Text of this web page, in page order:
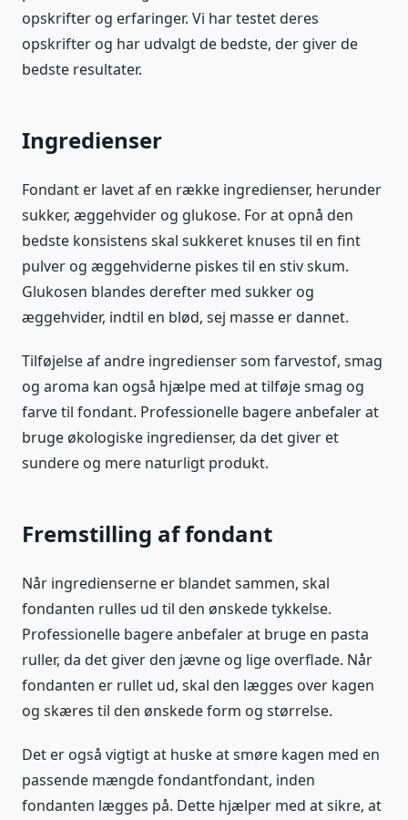
opskrifter og erfaringer. Vi har testet deres
opskrifter og har udvalgt de bedste, der giver de
bedste resultater.
Ingredienser
Fondant er lavet af en række ingredienser, herunder
sukker, æggehvider og glukose. For at opnå den
bedste konsistens skal sukkeret knuses til en fint
pulver og æggehviderne piskes til en stiv skum.
Glukosen blandes derefter med sukker og
æggehvider, indtil en blød, sej masse er dannet.
Tilføjelse af andre ingredienser som farvestof, smag
og aroma kan også hjælpe med at tilføje smag og
farve til fondant. Professionelle bagere anbefaler at
bruge økologiske ingredienser, da det giver et
sundere og mere naturligt produkt.
Fremstilling af fondant
Når ingredienserne er blandet sammen, skal
fondanten rulles ud til den ønskede tykkelse.
Professionelle bagere anbefaler at bruge en pasta
ruller, da det giver den jævne og lige overflade. Når
fondanten er rullet ud, skal den lægges over kagen
og skæres til den ønskede form og størrelse.
Det er også vigtigt at huske at smøre kagen med en
passende mængde fondantfondant, inden
fondanten lægges på. Dette hjælper med at sikre, at